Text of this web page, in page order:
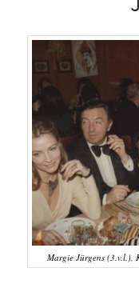
Margie Jürgens (3.v.l.),